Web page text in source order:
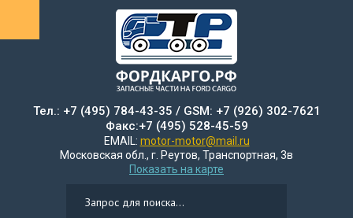
Тел.: +7 (495) 784-43-35 / GSM: +7 (926) 302-7621
Факс:+7 (495) 528-45-59
EMAIL: motor-motor@mail.ru
Московская обл., г. Реутов, Транспортная, 3в
Показать на карте